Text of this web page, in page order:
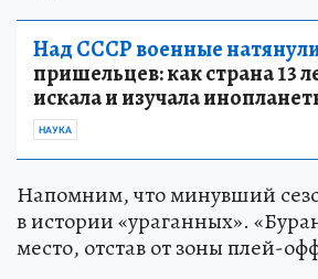
Над СССР военные
пришельцев: как страна 13
искала и изучала
НАУКА
Напомним, что минувший
в истории «ураганных».
место, отстав от зоны плей-